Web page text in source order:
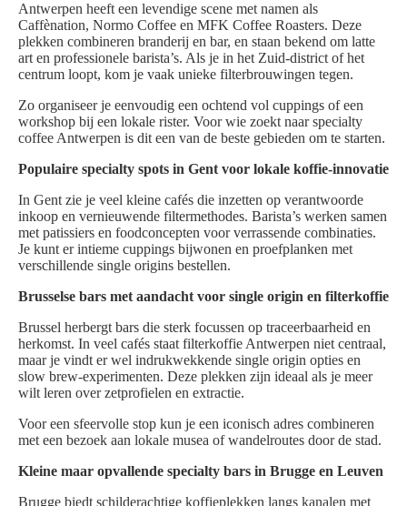
Antwerpen heeft een levendige scene met namen als
Caffènation, Normo Coffee en MFK Coffee Roasters. Deze
plekken combineren branderij en bar, en staan bekend om latte
art en professionele barista’s. Als je in het Zuid-district of het
centrum loopt, kom je vaak unieke filterbrouwingen tegen.
Zo organiseer je eenvoudig een ochtend vol cuppings of een
workshop bij een lokale rister. Voor wie zoekt naar specialty
coffee Antwerpen is dit een van de beste gebieden om te starten.
Populaire specialty spots in Gent voor lokale koffie-innovatie
In Gent zie je veel kleine cafés die inzetten op verantwoorde
inkoop en vernieuwende filtermethodes. Barista’s werken samen
met patissiers en foodconcepten voor verrassende combinaties.
Je kunt er intieme cuppings bijwonen en proefplanken met
verschillende single origins bestellen.
Brusselse bars met aandacht voor single origin en filterkoffie
Brussel herbergt bars die sterk focussen op traceerbaarheid en
herkomst. In veel cafés staat filterkoffie Antwerpen niet centraal,
maar je vindt er wel indrukwekkende single origin opties en
slow brew-experimenten. Deze plekken zijn ideaal als je meer
wilt leren over zetprofielen en extractie.
Voor een sfeervolle stop kun je een iconisch adres combineren
met een bezoek aan lokale musea of wandelroutes door de stad.
Kleine maar opvallende specialty bars in Brugge en Leuven
Brugge biedt schilderachtige koffieplekken langs kanalen met